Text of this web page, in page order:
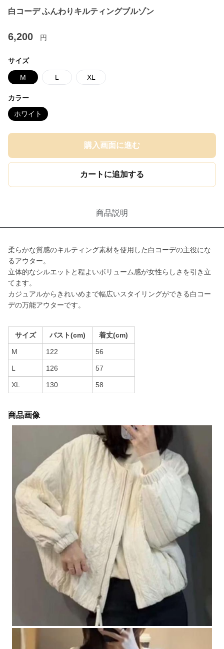
白コーデ ふんわりキルティングブルゾン
6,200 円
サイズ
M L XL
カラー
ホワイト
購入画面に進む
カートに追加する
商品説明
柔らかな質感のキルティング素材を使用した白コーデの主役にな
るアウター。
立体的なシルエットと程よいボリューム感が女性らしさを引き立
てます。
カジュアルからきれいめまで幅広いスタイリングができる白コー
デの万能アウターです。
サイズ バスト(cm) 着丈(cm)
M 122 56
L 126 57
XL 130 58
商品画像